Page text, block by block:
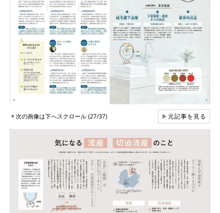
▼次の画像は下へスクロール (27/37) ▶元記事を見る